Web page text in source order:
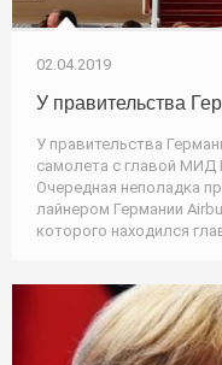
02.04.2019
У правительства
У правительства
самолета с главой МИД
Очередная неполадка
лайнером Германии
которого находился